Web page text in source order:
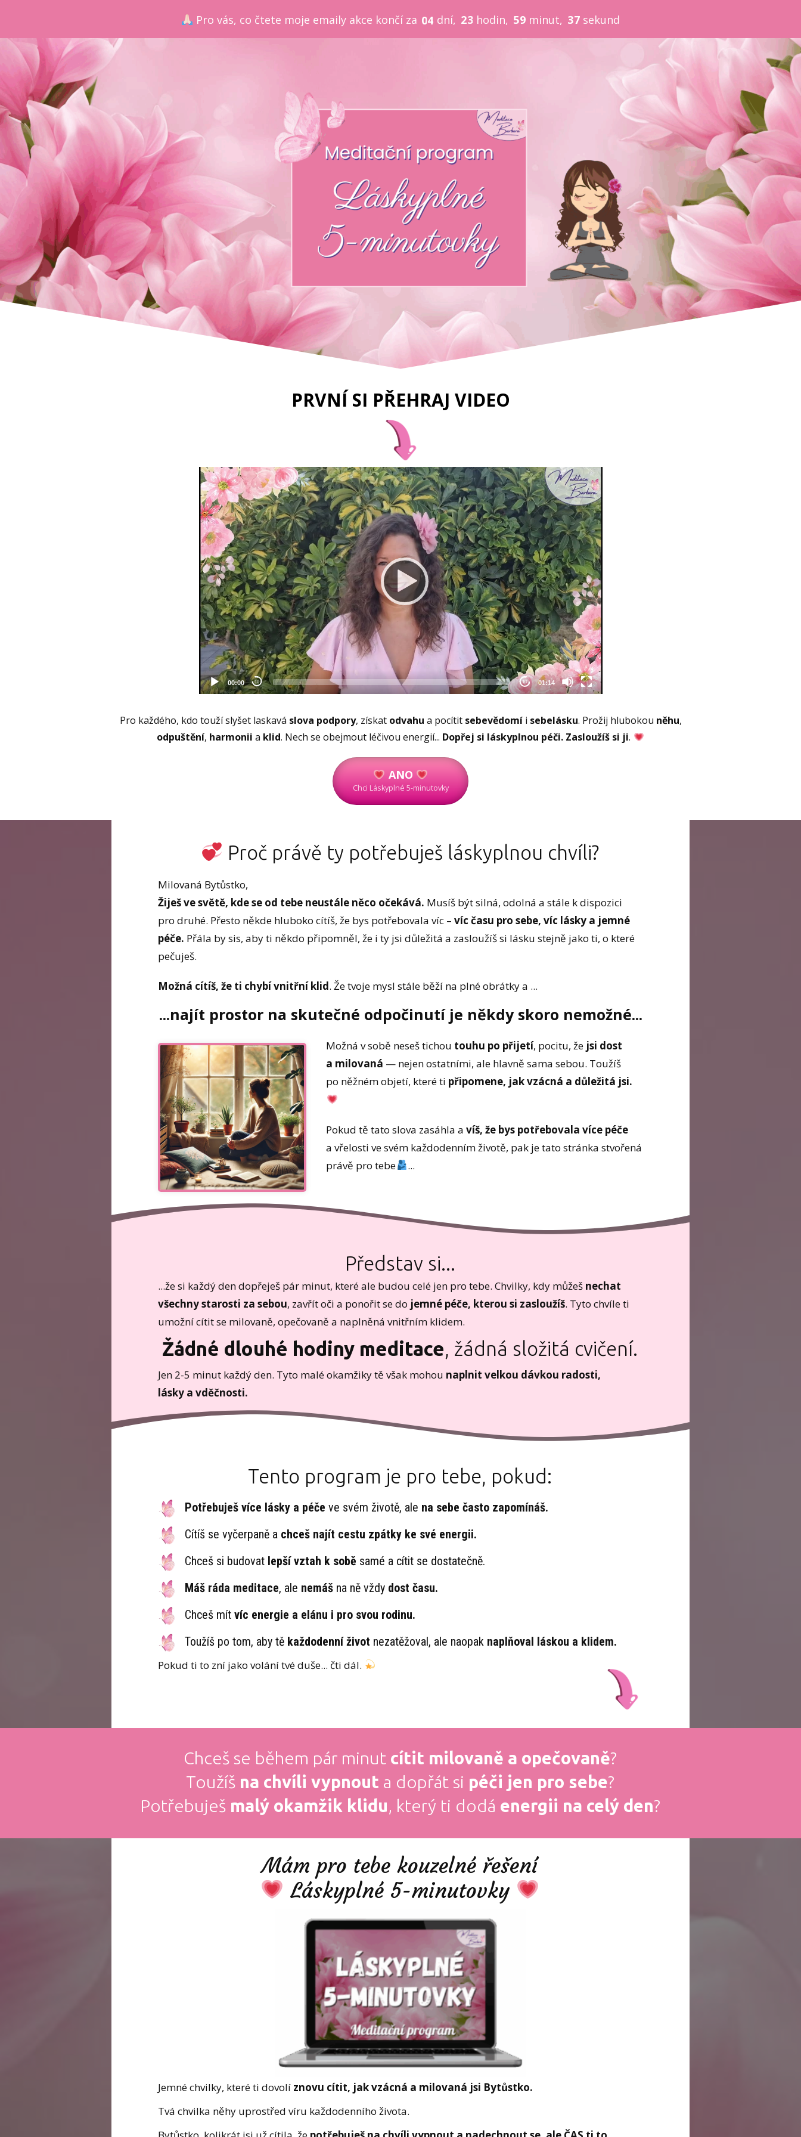
Pro vás, co čtete moje emaily akce končí za 04 dní 23 hodin 59 minut 3 sekund
PRVNÍ SI PŘEHRAJ VIDEO
Pro každého, kdo touží slyšet laskavá slova podpory, získat odvahu a pocítit sebevědomíi sebelásku. Prožij hlubokou něhu,
odpuštění, harmonii a klid. Nech se obejmout léčivou energií... Dopřej si láskyplnou péči. Zasloužíš si ji.
ANO
Chci Láskyplné 5-minutovky
Proč právě ty potřebuješ láskyplnou chvíli?
Milovaná Bytůstko,
Žiješ ve světě, kde se od tebe neustále něco očekává. Musíš být silná, odolná a stále k dispozici
pro druhé. Přesto někde hluboko cítíš, že bys potřebovala víc – víc času pro sebe, víc lásky a jemné
péče. Přála by sis, aby ti někdo připomněl, že i ty jsi důležitá a zasloužíš si lásku stejně jako ti, o které
pečuješ.
Možná cítíš, že ti chybí vnitřní klid. Že tvoje mysl stále běží na plné obrátky a ...
...najít prostor na skutečné odpočinutí je někdy skoro nemožné...
Možná v sobě neseš tichou touhu po přijetí, pocitu, že jsi dost
a milovaná — nejen ostatními, ale hlavně sama sebou. Toužíš
po něžném objetí, které ti připomene, jak vzácná a důležitá jsi.
Pokud tě tato slova zasáhla a víš, že bys potřebovala více péče
a vřelosti ve svém každodenním životě, pak je tato stránka stvořená
právě pro tebe
...
Představ si...
...že si každý den dopřeješ pár minut, které ale budou celé jen pro tebe. Chvilky, kdy můžeš nechat
všechny starosti za sebou, zavřít oči a ponořit se do jemné péče, kterou si zasloužíš. Tyto chvíle ti
umožní cítit se milovaně, opečovaně a naplněná vnitřním klidem.
Žádné dlouhé hodiny meditace, žádná složitá cvičení.
Jen 2-5 minut každý den. Tyto malé okamžiky tě však mohou naplnit velkou dávkou radosti,
lásky a vděčnosti.
Tento program je pro tebe, pokud:
Potřebuješ více lásky a péče ve svém životě, ale na sebe často zapomínáš.
Cítíš se vyčerpaně a chceš najít cestu zpátky ke své energii.
Chceš si budovat lepší vztah k sobě samé a cítit se dostatečně.
Máš ráda meditace, ale nemáš na ně vždy dost času.
Chceš mít víc energie a elánu i pro svou rodinu.
Toužíš po tom, aby tě každodenní život nezatěžoval, ale naopak naplňoval láskou a klidem.
Pokud ti to zní jako volání tvé duše... čti dál.
Chceš se během pár minut cítit milovaně a opečovaně?
Toužíš na chvíli vypnout a dopřát si péči jen pro sebe?
Potřebuješmalý okamžik klidu, který ti dodá energii na celý den?
Mám pro tebe kouzelné řešení
Láskyplné 5-minutovky
Jemné chvilky, které ti dovolí znovu cítit, jak vzácná a milovaná jsi Bytůstko.
Tvá chvilka něhy uprostřed víru každodenního života.